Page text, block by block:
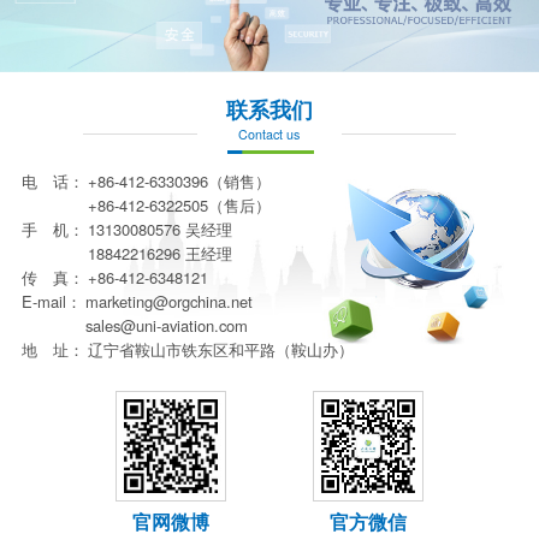
联系我们
Contact us
电 话： +86-412-6330396（销售）
+86-412-6322505（售后）
手 机： 13130080576 吴经理
18842216296 王经理
传 真： +86-412-6348121
E-mail： marketing@orgchina.net
sales@uni-aviation.com
地 址： 辽宁省鞍山市铁东区和平路（鞍山办）
官网微博 官方微信